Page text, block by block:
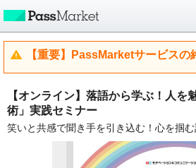
【重要】PassMarketサービスの
【オンライン】落語から学ぶ！人を
術」実践セミナー
笑いと共感で聞き手を引き込む！心を掴